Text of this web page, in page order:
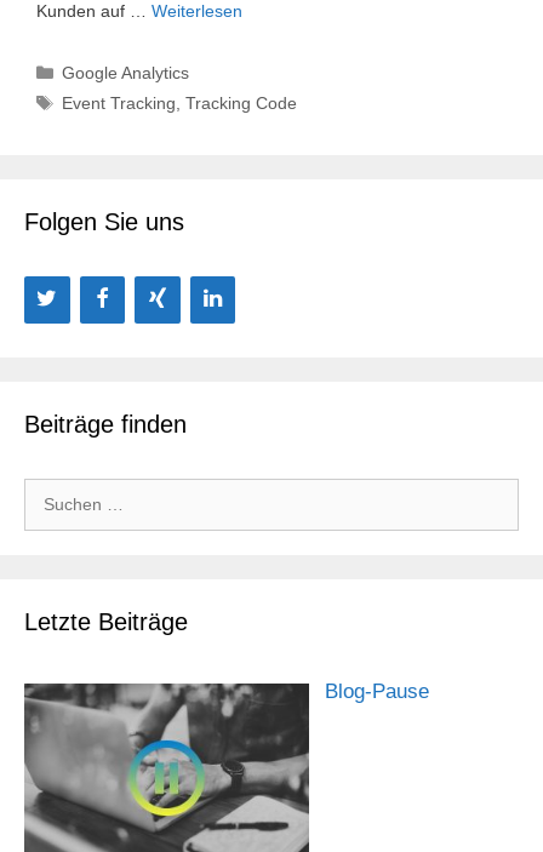
Kunden auf … Weiterlesen
Kategorien
Google Analytics
Schlagwörter
Event Tracking,Tracking Code
Folgen Sie uns
Beiträge finden
Suchen
Letzte Beiträge
Blog-Pause